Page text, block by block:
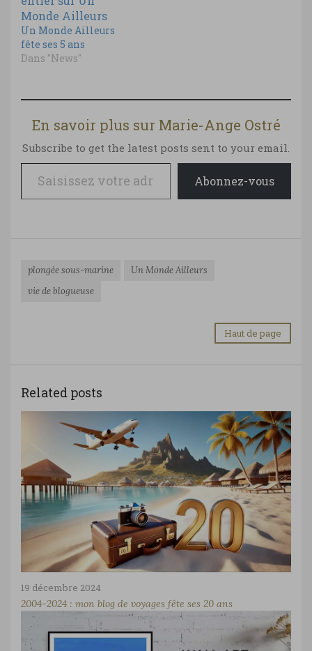
Un Monde Ailleurs
fête ses 5 ans
Dans "News"
En savoir plus sur Marie-Ange Ostré
Subscribe to get the latest posts sent to your email.
Saisissez votre adresse e-mail…
Abonnez-vous
plongée sous-marine
Un Monde Ailleurs
vie de blogueuse
Haut de page
Related posts
19 décembre 2024
2004-2024 : mon blog de voyages fête ses 20 ans